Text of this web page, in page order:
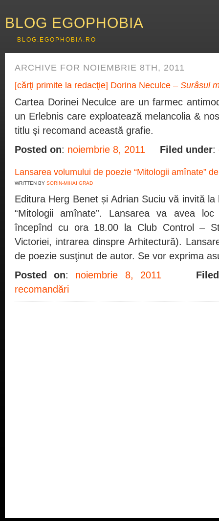
BLOG EGOPHOBIA
BLOG.EGOPHOBIA.RO
ARCHIVE FOR NOIEMBRIE 8TH, 2011
[cărţi primite la redacţie] Dorina Neculce – Surâsul
Cartea Dorinei Neculce are un farmec
un Erlebnis care exploatează melancolia &
titlu şi recomand această grafie.
Posted on: noiembrie 8, 2011 Filed under:
Lansarea volumului de poezie “Mitologii amînate”
WRITTEN BY SORIN-MIHAI GRAD
Editura Herg Benet și Adrian Suciu vă invită
“Mitologii amînate”. Lansarea va avea
începînd cu ora 18.00 la Club Control –
Victoriei, intrarea dinspre Arhitectură).
de poezie susţinut de autor. Se vor exprima
Posted on: noiembrie 8, 2011
recomandări